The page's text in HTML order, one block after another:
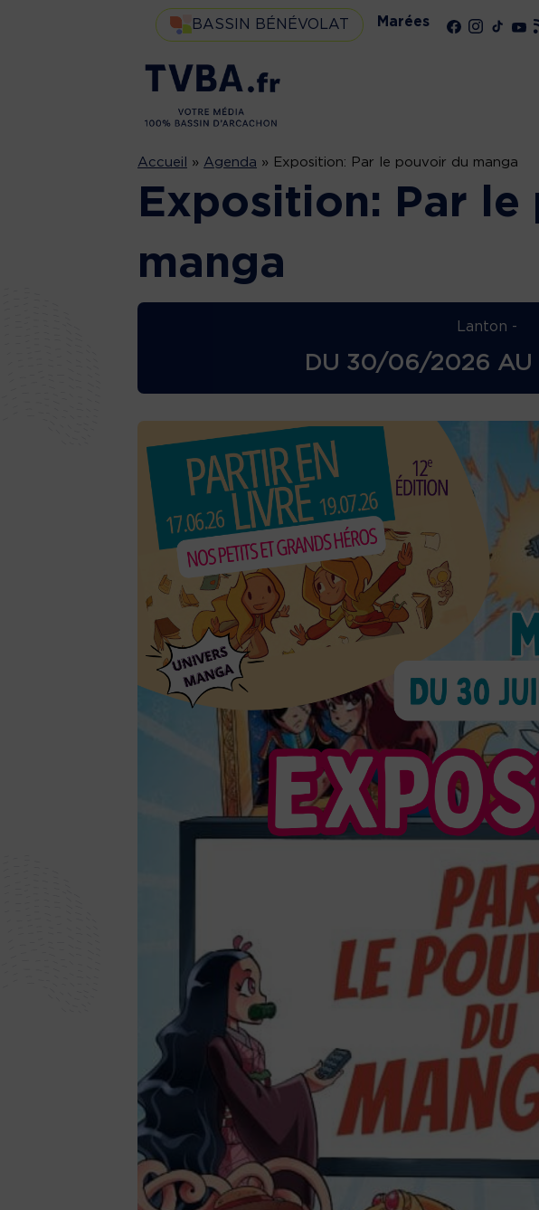
BASSIN BÉNÉVOLAT Marées
Accueil » Agenda » Exposition: Par le pouvoir du manga
Exposition: Par
manga
Lanton -
DU 30/06/2026 AU